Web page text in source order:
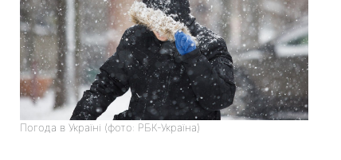
Погода в Україні (фото: РБК-Україна)